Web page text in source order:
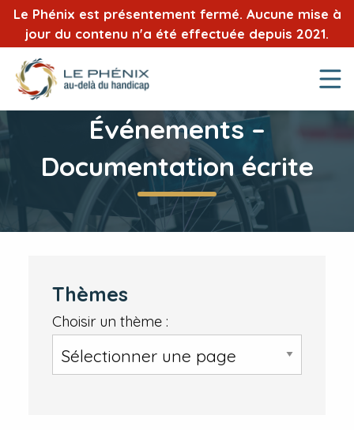
Le Phénix est présentement fermé. Aucune mise à
jour du contenu n'a été effectuée depuis 2021.
Événements –
Documentation écrite
Thèmes
Choisir un thème :